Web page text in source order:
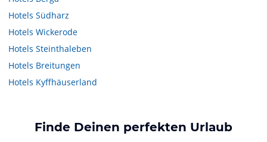
Hotels Südharz
Hotels Wickerode
Hotels Steinthaleben
Hotels Breitungen
Hotels Kyffhäuserland
Finde Deinen perfekten Urlaub